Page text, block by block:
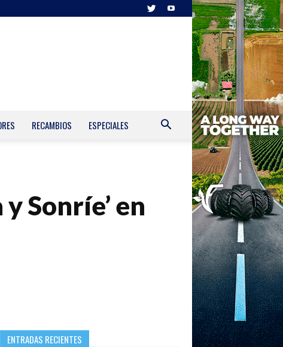
RECAMBIOS ESPECIALES
Sonríe’ en
ENTRADAS RECIENTES